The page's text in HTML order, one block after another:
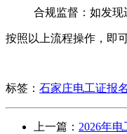
合规监督：如发现
按照以上流程操作，即
标签： 石家庄电工证报名
上一篇： 2026年